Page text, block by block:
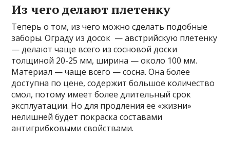
Из чего делают плетенку
Теперь о том, из чего можно сделать подобные
заборы. Ограду из досок — австрийскую плетенку
— делают чаще всего из сосновой доски
толщиной 20-25 мм, ширина — около 100 мм.
Материал — чаще всего — сосна. Она более
доступна по цене, содержит большое количество
смол, потому имеет более длительный срок
эксплуатации. Но для продления ее «жизни»
нелишней будет покраска составами
антигрибковыми свойствами.